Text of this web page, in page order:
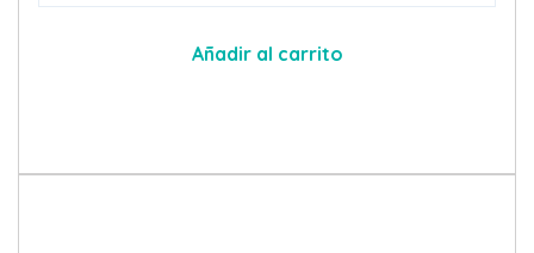
Añadir al carrito